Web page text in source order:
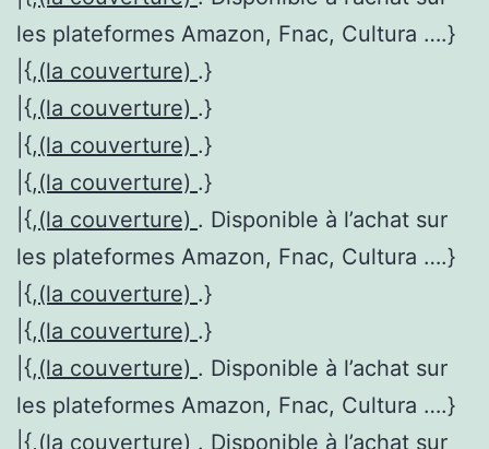
les plateformes Amazon, Fnac, Cultura ….}
|{,(la couverture) .}
|{,(la couverture) .}
|{,(la couverture) .}
|{,(la couverture) .}
|{,(la couverture) . Disponible à l’achat sur
les plateformes Amazon, Fnac, Cultura ….}
|{,(la couverture) .}
|{,(la couverture) .}
|{,(la couverture) . Disponible à l’achat sur
les plateformes Amazon, Fnac, Cultura ….}
|{,(la couverture) . Disponible à l’achat sur